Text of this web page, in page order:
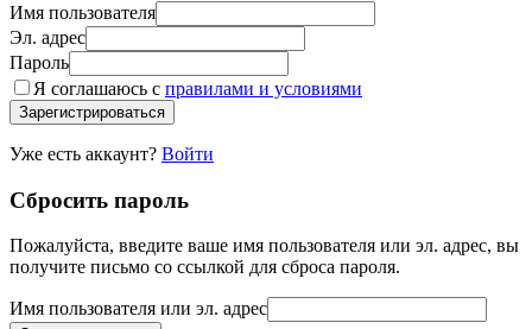
Имя пользователя
Эл. адрес
Пароль
Я соглашаюсь с правилами и условиями
Зарегистрироваться
Уже есть аккаунт? Войти
Сбросить пароль
Пожалуйста, введите ваше имя пользователя или эл. адрес, вы
получите письмо со ссылкой для сброса пароля.
Имя пользователя или эл. адрес